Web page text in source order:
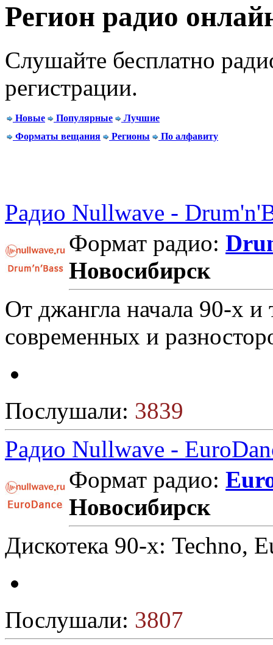
Регион радио
Слушайте бесплатно
регистрации.
Новые Популярные
Лучшие
Форматы вещания
Регионы По алфавиту
Радио Nullwave -
Формат радио:
Новосибирск
От джангла начала 90-х и
современных и
Послушали: 3839
Радио Nullwave -
Формат радио:
Новосибирск
Дискотека 90-х: Techno,
Послушали: 3807